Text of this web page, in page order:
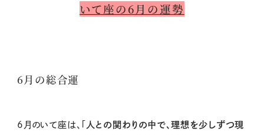
いて座の6月の運勢
6月の総合運
6月のいて座は、「
人との関わりの中で、理想を少しずつ現